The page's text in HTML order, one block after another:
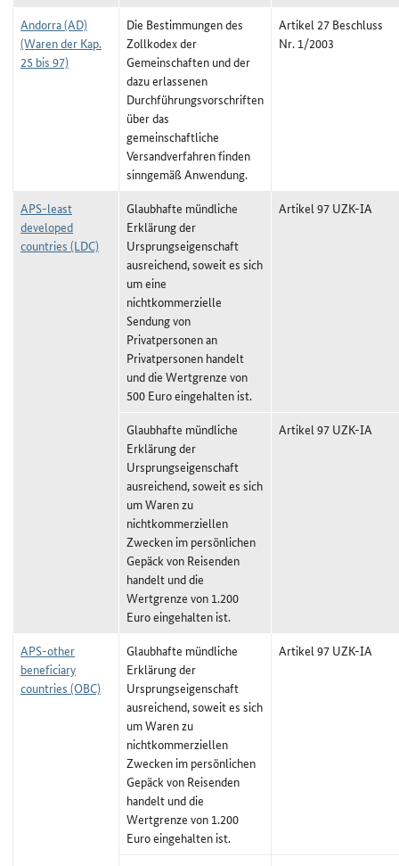
Andorra (AD)
(Waren der Kap.
25 bis 97)
Die Bestimmungen des
Zollkodex der
Gemeinschaften und der
dazu erlassenen
Durchführungsvorschriften
über das
gemeinschaftliche
Versandverfahren finden
sinngemäß Anwendung.
Artikel 27 Beschluss
Nr. 1/2003
APS-least
developed
countries (LDC)
Glaubhafte mündliche
Erklärung der
Ursprungseigenschaft
ausreichend, soweit es sich
um eine
nichtkommerzielle
Sendung von
Privatpersonen an
Privatpersonen handelt
und die Wertgrenze von
500 Euro eingehalten ist.
Artikel 97 UZK-IA
Glaubhafte mündliche
Erklärung der
Ursprungseigenschaft
ausreichend, soweit es sich
um Waren zu
nichtkommerziellen
Zwecken im persönlichen
Gepäck von Reisenden
handelt und die
Wertgrenze von 1.200
Euro eingehalten ist.
Artikel 97 UZK-IA
APS-other
beneficiary
countries (OBC)
Glaubhafte mündliche
Erklärung der
Ursprungseigenschaft
ausreichend, soweit es sich
um Waren zu
nichtkommerziellen
Zwecken im persönlichen
Gepäck von Reisenden
handelt und die
Wertgrenze von 1.200
Euro eingehalten ist.
Artikel 97 UZK-IA